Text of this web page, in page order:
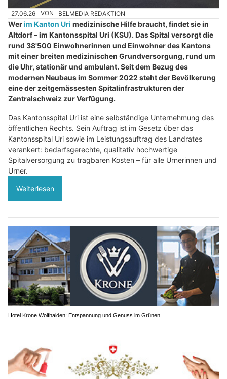
27.06.26 VON BELMEDIA REDAKTION
Werim Kanton Uri medizinische Hilfe braucht, findet sie in
Altdorf – im Kantonsspital Uri (KSU). Das Spital versorgt die
rund 38'500 Einwohnerinnen und Einwohner des Kantons
mit einer breiten medizinischen Grundversorgung, rund um
die Uhr, stationär und ambulant. Seit dem Bezug des
modernen Neubaus im Sommer 2022 steht der Bevölkerung
eine der zeitgemässesten Spitalinfrastrukturen der
Zentralschweiz zur Verfügung.
Das Kantonsspital Uri ist eine selbständige Unternehmung des
öffentlichen Rechts. Sein Auftrag ist im Gesetz über das
Kantonsspital Uri sowie im Leistungsauftrag des Landrates
verankert: bedarfsgerechte, qualitativ hochwertige
Spitalversorgung zu tragbaren Kosten – für alle Urnerinnen und
Urner.
Weiterlesen
Hotel Krone Wolfhalden: Entspannung und Genuss im Grünen